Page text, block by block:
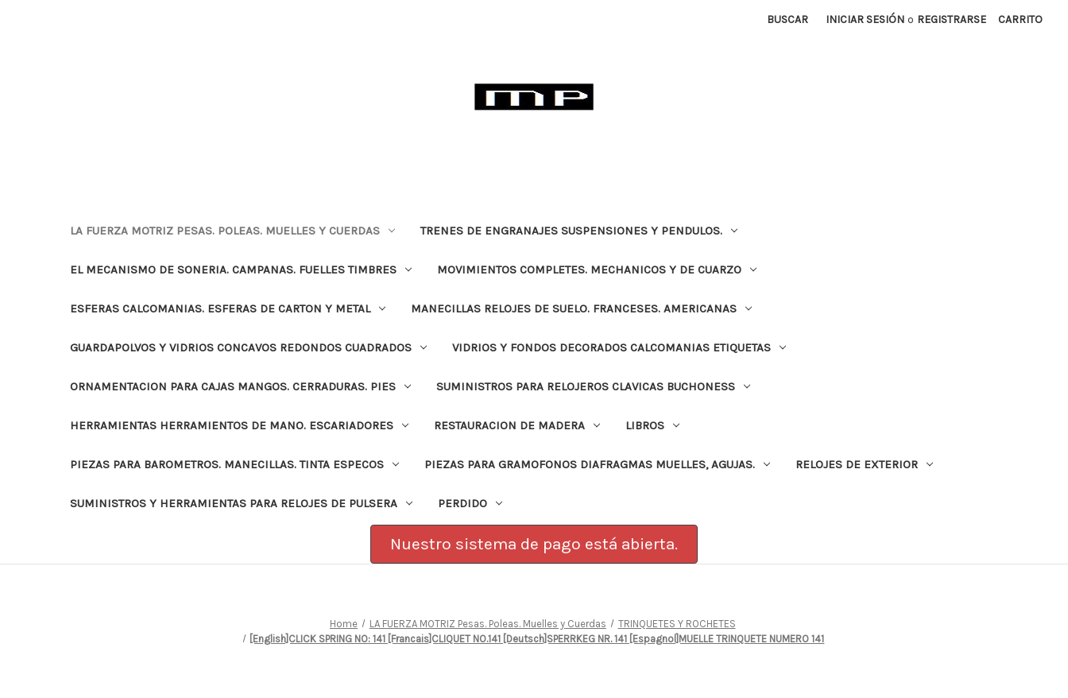
BUSCAR INICIAR SESIÓN o REGISTRARSE CARRITO
LA FUERZA MOTRIZ PESAS. POLEAS. MUELLES Y CUERDAS TRENES DE ENGRANAJES SUSPENSIONES Y PENDULOS.
EL MECANISMO DE SONERIA. CAMPANAS. FUELLES TIMBRES MOVIMIENTOS COMPLETES. MECHANICOS Y DE CUARZO
ESFERAS CALCOMANIAS. ESFERAS DE CARTON Y METAL MANECILLAS RELOJES DE SUELO. FRANCESES. AMERICANAS
GUARDAPOLVOS Y VIDRIOS CONCAVOS REDONDOS CUADRADOS VIDRIOS Y FONDOS DECORADOS CALCOMANIAS ETIQUETAS
ORNAMENTACION PARA CAJAS MANGOS. CERRADURAS. PIES SUMINISTROS PARA RELOJEROS CLAVICAS BUCHONESS
HERRAMIENTAS HERRAMIENTOS DE MANO. ESCARIADORES RESTAURACION DE MADERA LIBROS
PIEZAS PARA BAROMETROS. MANECILLAS. TINTA ESPECOS PIEZAS PARA GRAMOFONOS DIAFRAGMAS MUELLES, AGUJAS. RELOJES DE EXTERIOR
SUMINISTROS Y HERRAMIENTAS PARA RELOJES DE PULSERA PERDIDO
Nuestro sistema de pago está abierta.
Home LA FUERZA MOTRIZ Pesas. Poleas. Muelles y Cuerdas
TRINQUETES Y ROCHETES
[English]CLICK SPRING NO: 141 [Francais]CLIQUET NO.141 [Deutsch]SPERRKEG NR. 141 [Espagnol]MUELLE TRINQUETE NUMERO 141